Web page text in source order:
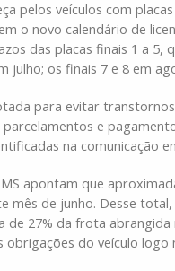
pelos veículos com
o novo calendário de
das placas finais 1 a 5,
julho; os finais 7 e 8 em
para evitar
e
na comunicação
apontam que
mês de junho. Desse
de 27% da frota
do veículo logo